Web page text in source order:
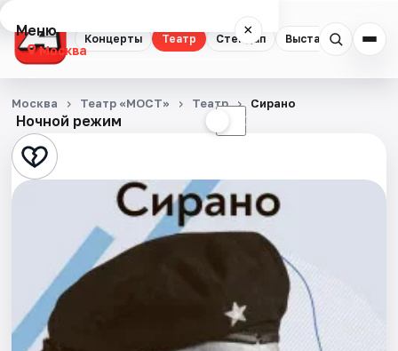
Концерты Театр Стендап Выставки
Меню ×
Москва
Концерты
Театр
Стендап
Квесты
Экскурсии
Спорт
Ночной режим ☾
Москва Театр «МОСТ» Театр Сирано